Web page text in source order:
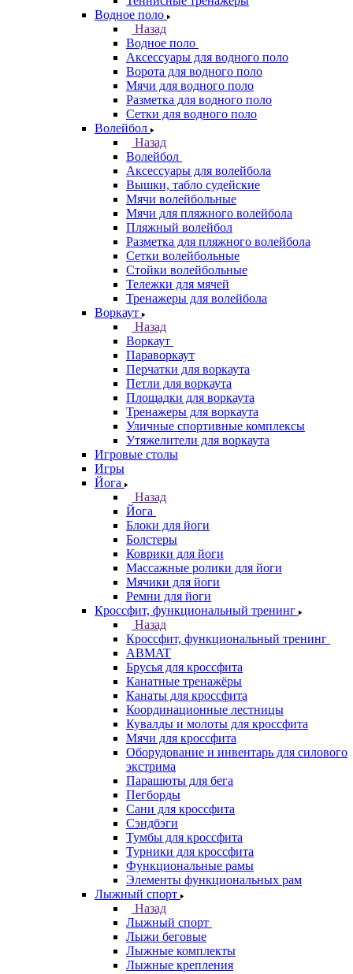
Водное поло
Назад
Водное поло
Аксессуары для водного поло
Ворота для водного поло
Мячи для водного поло
Разметка для водного поло
Сетки для водного поло
Волейбол
Назад
Волейбол
Аксессуары для волейбола
Вышки, табло судейские
Мячи волейбольные
Мячи для пляжного волейбола
Пляжный волейбол
Разметка для пляжного волейбола
Сетки волейбольные
Стойки волейбольные
Тележки для мячей
Тренажеры для волейбола
Воркаут
Назад
Воркаут
Параворкаут
Перчатки для воркаута
Петли для воркаута
Площадки для воркаута
Тренажеры для воркаута
Уличные спортивные комплексы
Утяжелители для воркаута
Игровые столы
Игры
Йога
Назад
Йога
Блоки для йоги
Болстеры
Коврики для йоги
Массажные ролики для йоги
Мячики для йоги
Ремни для йоги
Кроссфит, функциональный тренинг
Назад
Кроссфит, функциональный тренинг
ABMAT
Брусья для кроссфита
Канатные тренажёры
Канаты для кроссфита
Координационные лестницы
Кувалды и молоты для кроссфита
Мячи для кроссфита
Оборудование и инвентарь для силового
экстрима
Парашюты для бега
Пегборды
Сани для кроссфита
Сэндбэги
Тумбы для кроссфита
Турники для кроссфита
Функциональные рамы
Элементы функциональных рам
Лыжный спорт
Назад
Лыжный спорт
Лыжи беговые
Лыжные комплекты
Лыжные крепления